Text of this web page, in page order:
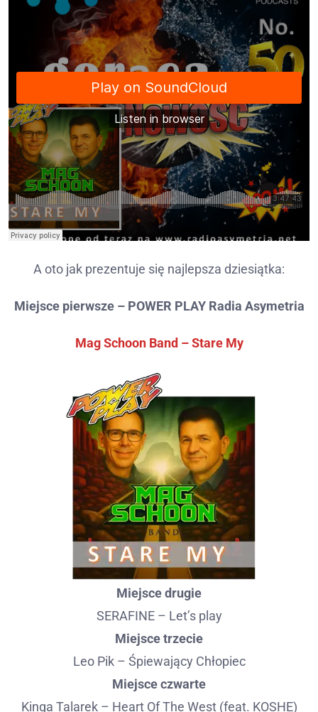
A oto jak prezentuje się najlepsza dziesiątka:
Miejsce pierwsze – POWER PLAY Radia Asymetria
Mag Schoon Band – Stare My
Miejsce drugie
SERAFINE – Let’s play
Miejsce trzecie
Leo Pik – Śpiewający Chłopiec
Miejsce czwarte
Kinga Talarek – Heart Of The West (feat. KOSHE)